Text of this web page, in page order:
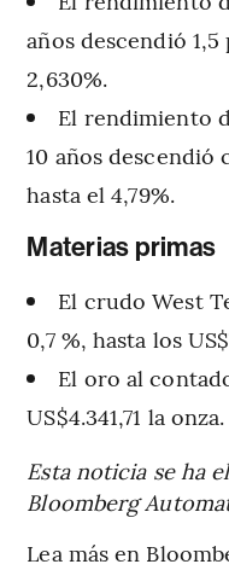
años descendió
2,630%.
El rendimiento
10 años descendió
hasta el 4,79%.
Materias primas
El crudo West
0,7 %, hasta los
El oro al
US$4.341,71 la onza.
Esta noticia se ha
Bloomberg
Lea más en